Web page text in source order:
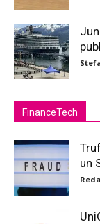
FinanceTech
un